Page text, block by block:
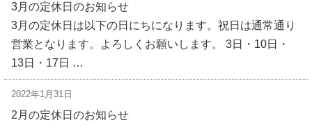
3月の定休日のお知らせ
3月の定休日は以下の日にちになります。祝日は通常通り
営業となります。よろしくお願いします。 3日・10日・
13日・17日 …
2022年1月31日
2月の定休日のお知らせ